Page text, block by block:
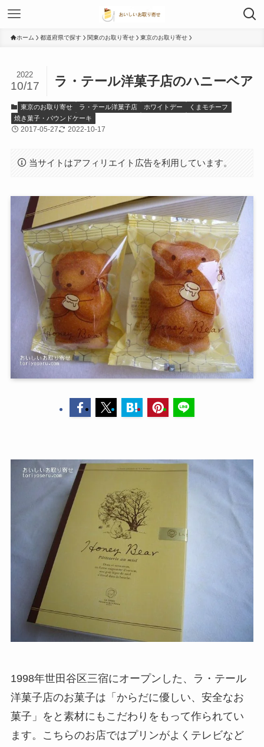
ホーム 都道府県で探す 関東のお取り寄せ 東京のお取り寄せ
ラ・テール洋菓子店のハニーベア
2022
10/17
東京のお取り寄せ ラ・テール洋菓子店 ホワイトデー
くまモチーフ
焼き菓子・パウンドケーキ
2017-05-27 2022-10-17
当サイトはアフィリエイト広告を利用しています。
1998年世田谷区三宿にオープンした、ラ・テール
洋菓子店のお菓子は「からだに優しい、安全なお
菓子」をと素材にもこだわりをもって作られてい
ます。こちらのお店ではプリンがよくテレビなど